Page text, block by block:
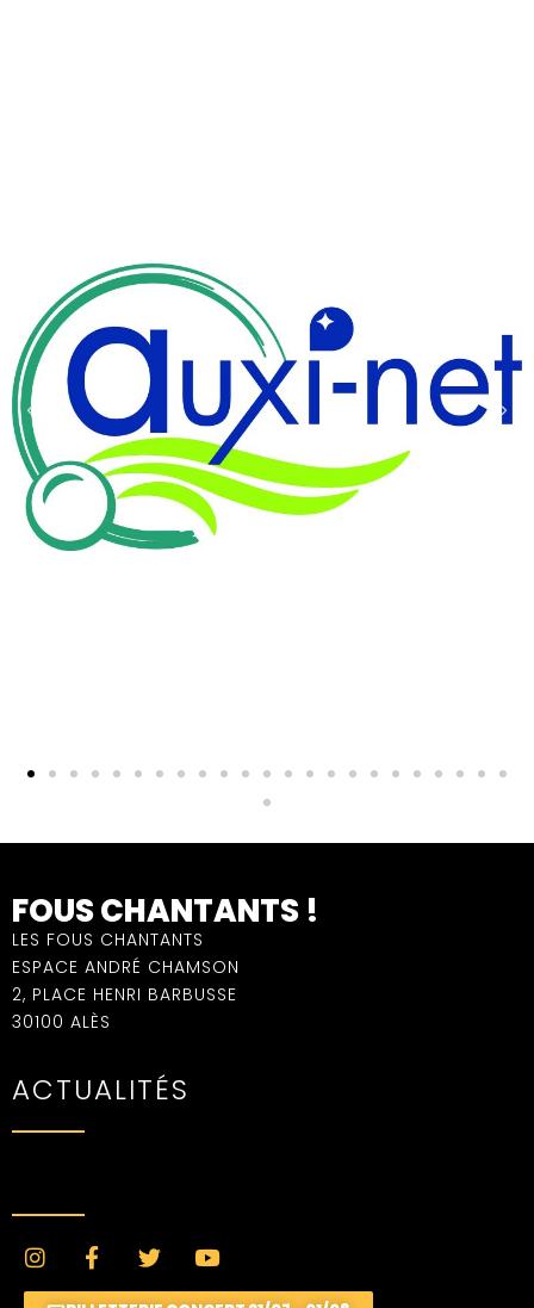
FOUS CHANTANTS !
LES FOUS CHANTANTS
ESPACE ANDRÉ CHAMSON
2, PLACE HENRI BARBUSSE
30100 ALÈS
ACTUALITÉS